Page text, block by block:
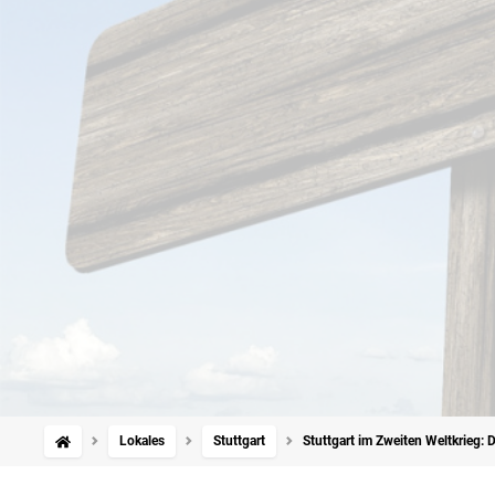
Lokales Stuttgart Stuttgart im Zweiten Weltkrieg: